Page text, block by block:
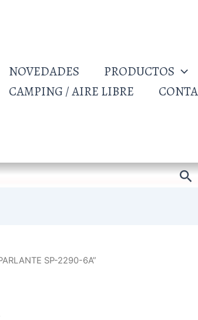
NOVEDADES PRODUCTOS
CAMPING / AIRE LIBRE
SP-2290-6A”